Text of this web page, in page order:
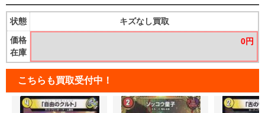
状態
価格
在庫
キズなし買取
0円
こちらも買取受付中！